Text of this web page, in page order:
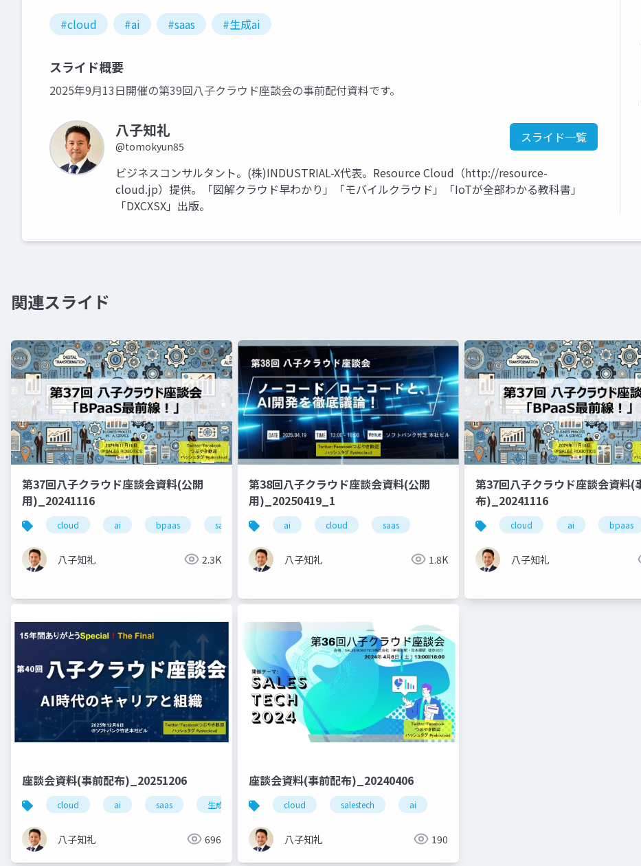
#cloud #ai #saas #生成ai
スライド概要
2025年9月13日開催の第39回八子クラウド座談会の事前配付資料です。
八子知礼
@tomokyun85
スライド一覧
ビジネスコンサルタント。(株)INDUSTRIAL-X代表。Resource Cloud（http://resource-
cloud.jp）提供。「図解クラウド早わかり」「モバイルクラウド」「IoTが全部わかる教科書」
「DXCXSX」出版。
関連スライド
第37回八子クラウド座談会資料(公開
用)_20241116
cloud ai bpaas saas
八子知礼 2.3K
第38回八子クラウド座談会資料(公開
用)_20250419_1
ai cloud saas
八子知礼 1.8K
第37回八子クラウド座談会資料(
布)_20241116
cloud ai bpaas
八子知礼
座談会資料(事前配布)_20251206
cloud ai saas 生成ai
八子知礼 696
座談会資料(事前配布)_20240406
cloud salestech ai
八子知礼 190